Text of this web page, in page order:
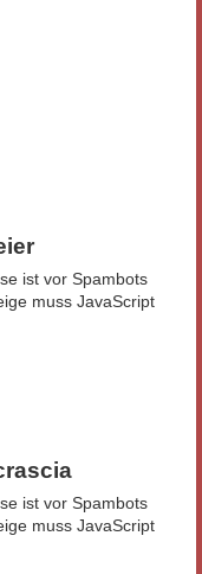
ist vor Spambots
muss JavaScript
ist vor Spambots
muss JavaScript